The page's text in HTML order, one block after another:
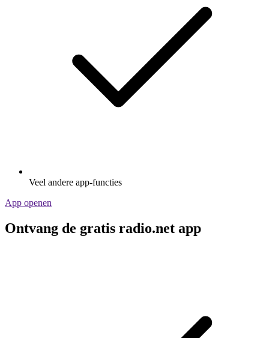
Veel andere app-functies
App openen
Ontvang de gratis radio.net app